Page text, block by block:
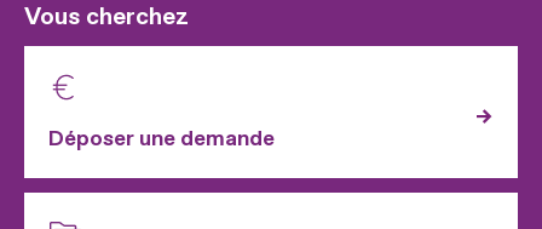
Vous cherchez
Déposer une demande